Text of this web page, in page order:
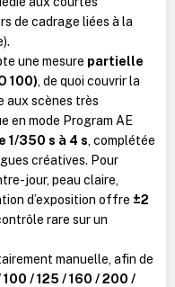
de cadrage liées à la
une mesure partielle
100), de quoi couvrir la
aux scènes très
en mode Program AE
1/350 s à 4 s, complétée
créatives. Pour
jour, peau claire,
d’exposition offre ±2
rare sur un
manuelle, afin de
100 / 125 / 160 / 200 /